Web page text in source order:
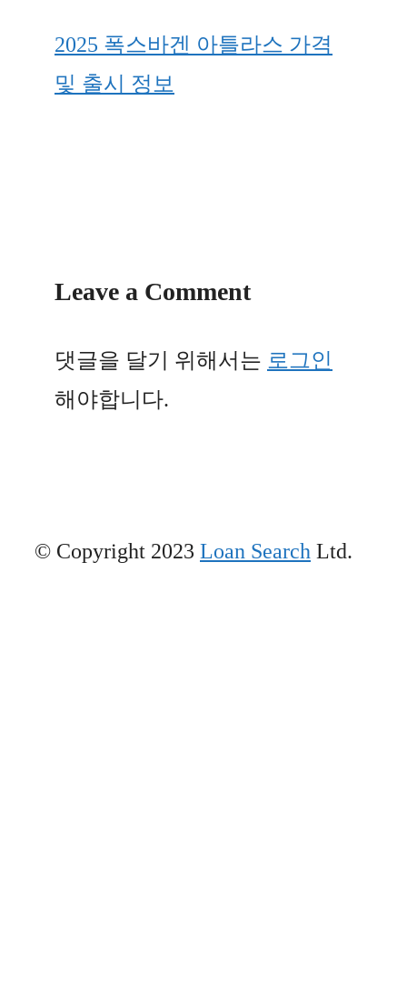
2025 폭스바겐 아틀라스 가격
및 출시 정보
Leave a Comment
댓글을 달기 위해서는 로그인
해야합니다.
© Copyright 2023 Loan Search Ltd.